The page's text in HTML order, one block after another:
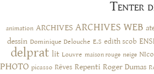
Tenter
animation ARCHIVES ARCHIVES WEB
dessin Dominique Delouche E.S edith scob
delprat lit Louvre maison rouge neige
PHOTO picasso Rêves Repenti Roger Dumas